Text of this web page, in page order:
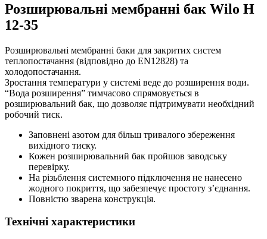
Розширювальні мембранні бак Wilo H
12-35
Розширювальні мембранні баки для закритих систем
теплопостачання (відповідно до EN12828) та
холодопостачання.
Зростання температури у системі веде до розширення води.
“Вода розширення” тимчасово спрямовується в
розширювальний бак, що дозволяє підтримувати необхідний
робочий тиск.
Заповнені азотом для більш тривалого збереження
вихідного тиску.
Кожен розширювальний бак пройшов заводську
перевірку.
На різьблення системного підключення не нанесено
жодного покриття, що забезпечує простоту з’єднання.
Повністю зварена конструкція.
Технічні характеристики